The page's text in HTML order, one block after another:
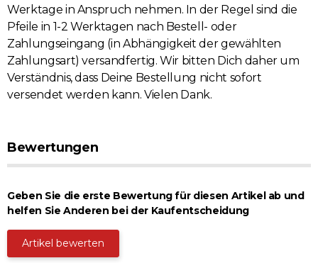
Werktage in Anspruch nehmen. In der Regel sind die
Pfeile in 1-2 Werktagen nach Bestell- oder
Zahlungseingang (in Abhängigkeit der gewählten
Zahlungsart) versandfertig. Wir bitten Dich daher um
Verständnis, dass Deine Bestellung nicht sofort
versendet werden kann. Vielen Dank.
Bewertungen
Geben Sie die erste Bewertung für diesen Artikel ab und
helfen Sie Anderen bei der Kaufentscheidung
Artikel bewerten